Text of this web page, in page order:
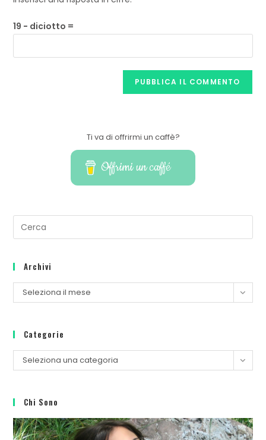
19 − diciotto =
Ti va di offrirmi un caffè?
Offrimi un caffé
Archivi
Seleziona il mese
Categorie
Seleziona una categoria
Chi Sono